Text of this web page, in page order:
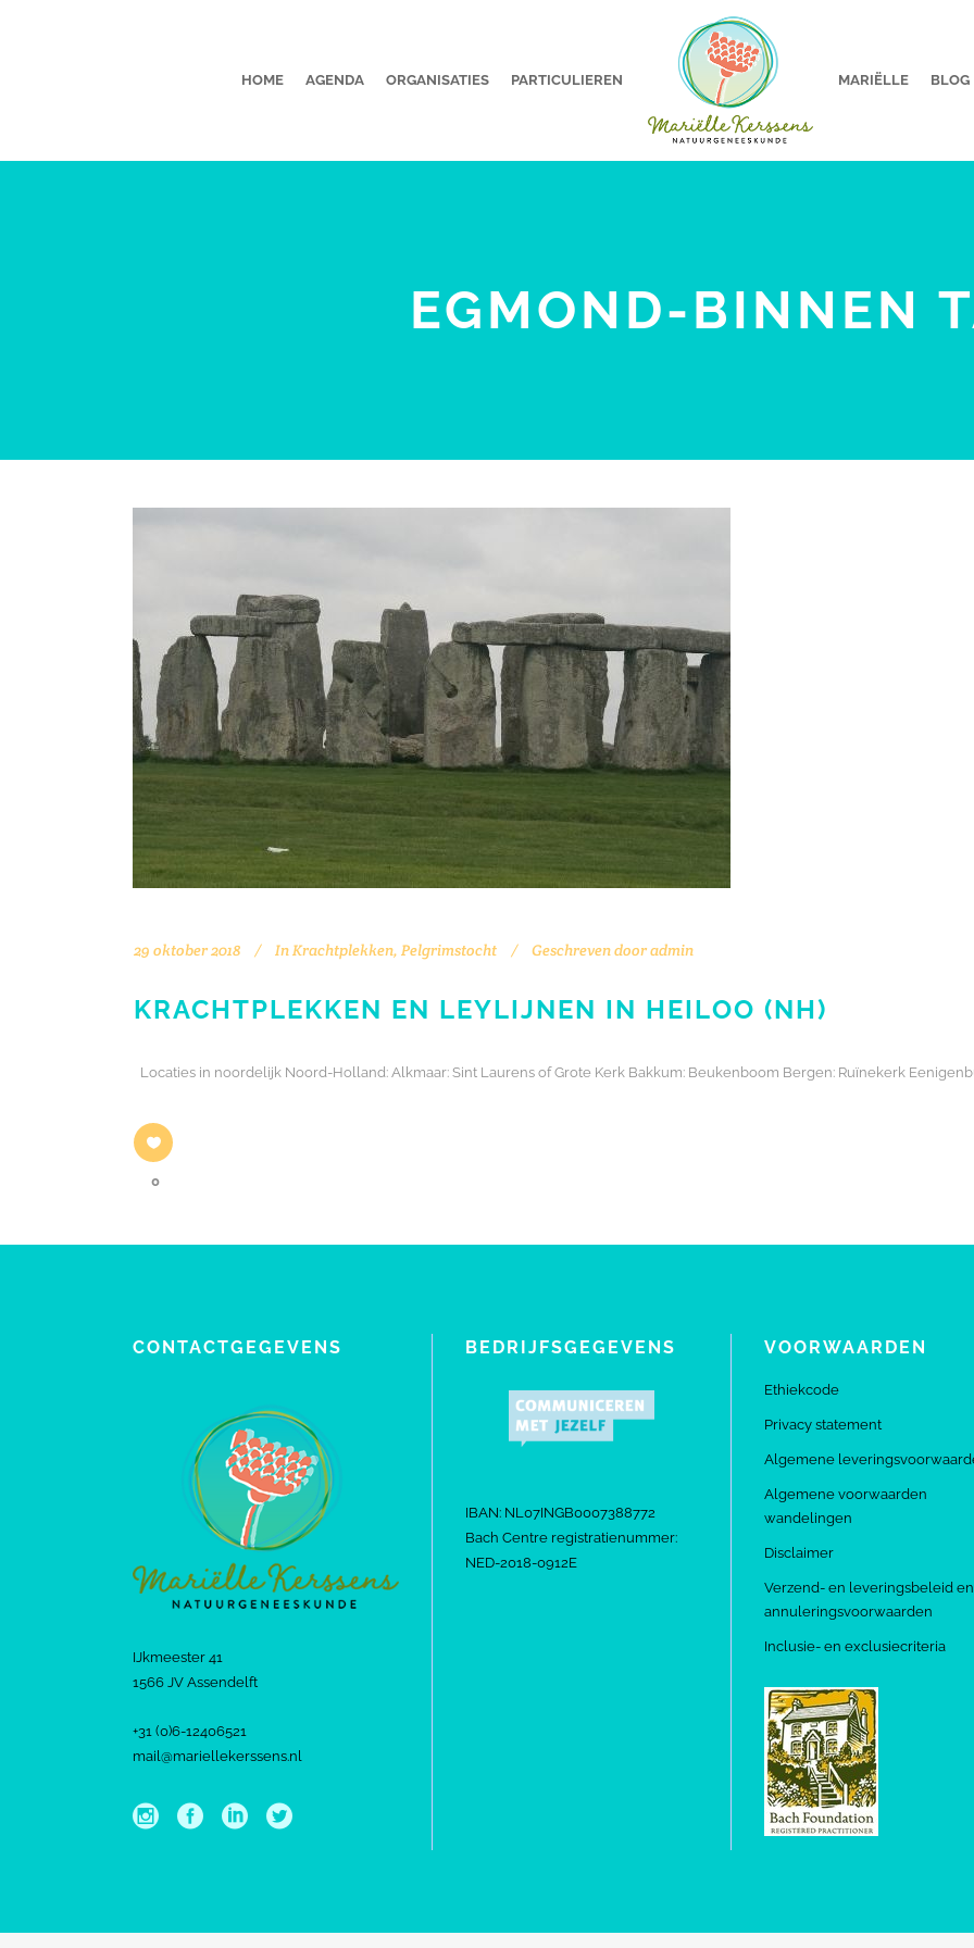
HOME AGENDA ORGANISATIES PARTICULIEREN MARIËLLE BLOG
EGMOND-BINNEN
29 oktober 2018 InKrachtplekken, Pelgrimstocht Geschreven dooradmin
KRACHTPLEKKEN EN LEYLIJNEN IN HEILOO (NH)
Locaties in noordelijk Noord-Holland: Alkmaar: Sint Laurens of Grote Kerk Bakkum: Beukenboom Bergen: Ruïnekerk
0
CONTACTGEGEVENS
IJkmeester 41
1566 JV Assendelft
+31 (0)6-12406521
mail@mariellekerssens.nl
BEDRIJFSGEGEVENS
IBAN: NL07INGB0007388772
Bach Centre registratienummer:
NED-2018-0912E
VOORWAARDEN
Ethiekcode
Privacy statement
Algemene
Algemene voorwaarden
wandelingen
Disclaimer
Verzend- en leveringsbeleid en
annuleringsvoorwaarden
Inclusie- en exclusiecriteria